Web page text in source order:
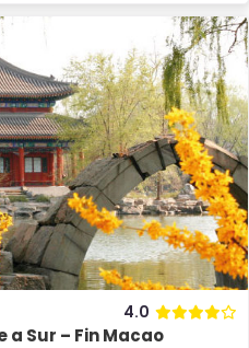
4.0
Sur – Fin Macao